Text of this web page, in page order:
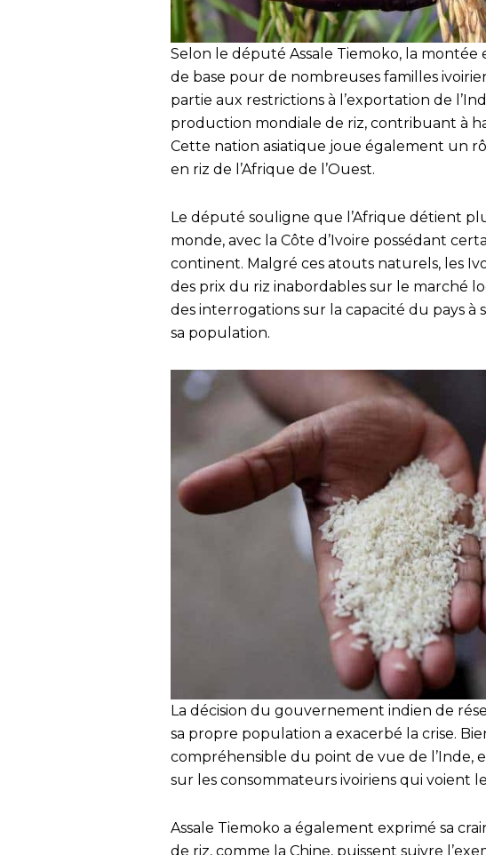
Selon le député Assale Tiemoko, la
de base pour de nombreuses familles
partie aux restrictions à l’exportation de
production mondiale de riz, contribuant à
Cette nation asiatique joue également un
en riz de l’Afrique de l’Ouest.
Le député souligne que l’Afrique détient
monde, avec la Côte d’Ivoire possédant
continent. Malgré ces atouts naturels, les
des prix du riz inabordables sur le marché
des interrogations sur la capacité du pays à
sa population.
La décision du gouvernement indien de
sa propre population a exacerbé la crise.
compréhensible du point de vue de l’Inde,
sur les consommateurs ivoiriens qui voient
Assale Tiemoko a également exprimé sa
de riz, comme la Chine, puissent suivre